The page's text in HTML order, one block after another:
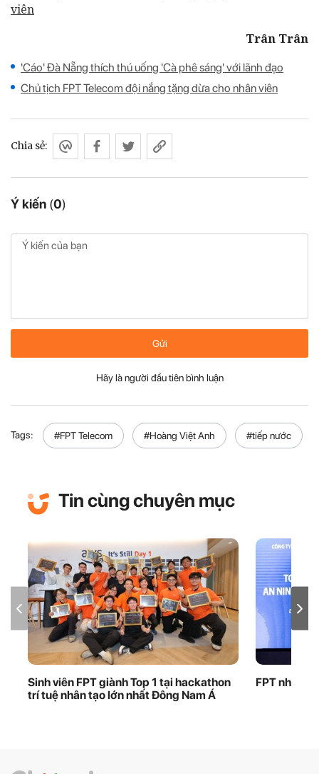
viên
Trân Trân
'Cáo' Đà Nẵng thích thú uống 'Cà phê sáng' với lãnh đạo
Chủ tịch FPT Telecom đội nắng tặng dừa cho nhân viên
Ý kiến (0)
Chia sẻ:
Gửi
Hãy là người đầu tiên bình luận
Tags: #FPT Telecom #Hoàng Việt Anh #tiếp nước
Tin cùng chuyên mục
Sinh viên FPT giành Top 1 tại hackathon
trí tuệ nhân tạo lớn nhất Đông Nam Á
FPT nhận